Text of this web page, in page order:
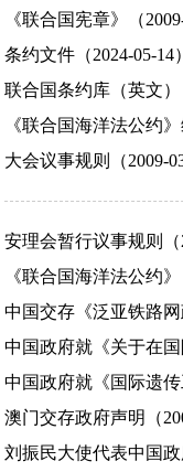
《联合国宪章》（
条约文件（2024-05-14）
联合国条约库（英文）
《联合国海洋法公约
大会议事规则（2009-
安理会暂行议事规则（
《联合国海洋法公约》
中国交存《泛亚铁路网
中国政府就《关于在
中国政府就《国际遗
澳门交存政府声明（
刘振民大使代表中国政